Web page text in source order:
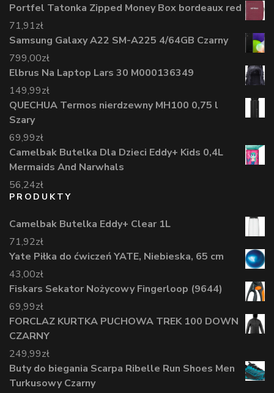
Portfel Tatonka Zipped Money Box bordeaux red
71,91zł
Samsung Galaxy A22 SM-A225 4/64GB Czarny
799,00zł
Elbrus Na Laptop Lars 30 M000136349
149,99zł
QUECHUA Termos nierdzewny MH100 0,75 l
Szary
69,99zł
Camelbak Butelka Dla Dzieci Eddy+ Kids 0,4L
Mermaids And Narwhals
56,24zł
PRODUKTY
Camelbak Butelka Eddy+ Clear 1L
71,92zł
Yate Piłka do ćwiczeń YATE, Niebieska, 65 cm
43,00zł
Fiskars Sekator Nożycowy Fingerloop (9644)
69,99zł
FORCLAZ KURTKA PUCHOWA TREK 100 DOWN
CZARNY
249,99zł
Buty do biegania Scarpa Ribelle Run Shoes Men
Turkusowy Czarny